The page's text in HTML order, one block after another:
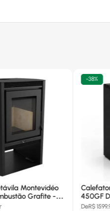
Montevidéo
Grafite -
-38%
450GF
DeR$